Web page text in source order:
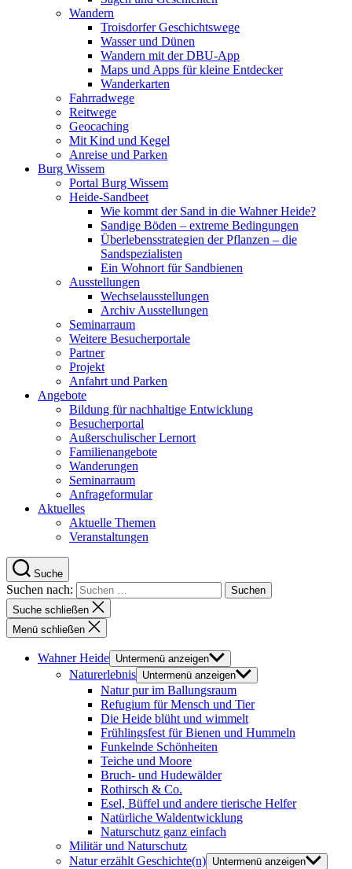
Wandern
Troisdorfer Geschichtswege
Wasser und Dünen
Wandern mit der DBU-App
Maps und Apps für kleine Entdecker
Wanderkarten
Fahrradwege
Reitwege
Geocaching
Mit Kind und Kegel
Anreise und Parken
Burg Wissem
Portal Burg Wissem
Heide-Sandbeet
Wie kommt der Sand in die Wahner Heide?
Sandige Böden – extreme Bedingungen
Überlebensstrategien der Pflanzen – die
Sandspezialisten
Ein Wohnort für Sandbienen
Ausstellungen
Wechselausstellungen
Archiv Ausstellungen
Seminarraum
Weitere Besucherportale
Partner
Projekt
Anfahrt und Parken
Angebote
Bildung für nachhaltige Entwicklung
Besucherportal
Außerschulischer Lernort
Familienangebote
Wanderungen
Seminarraum
Anfrageformular
Aktuelles
Aktuelle Themen
Veranstaltungen
Suche
Suchen nach:
Suche schließen
Menü schließen
Wahner Heide Untermenü anzeigen
Naturerlebnis Untermenü anzeigen
Natur pur im Ballungsraum
Refugium für Mensch und Tier
Die Heide blüht und wimmelt
Frühlingsfest für Bienen und Hummeln
Funkelnde Schönheiten
Teiche und Moore
Bruch- und Hudewälder
Rothirsch & Co.
Esel, Büffel und andere tierische Helfer
Natürliche Waldentwicklung
Naturschutz ganz einfach
Militär und Naturschutz
Natur erzählt Geschichte(n) Untermenü anzeigen